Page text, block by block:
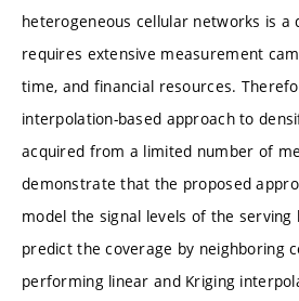
heterogeneous cellular networks is
requires extensive measurement
time, and financial resources.
interpolation-based approach to
acquired from a limited number of
demonstrate that the proposed
model the signal levels of the serving
predict the coverage by neighboring
performing linear and Kriging